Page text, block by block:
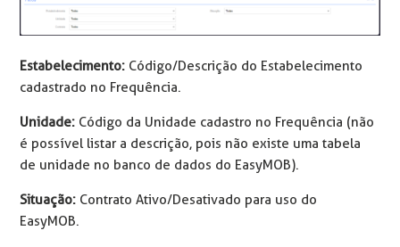
Estabelecimento: Código/Descrição do Estabelecimento
cadastrado no Frequência.
Unidade: Código da Unidade cadastro no Frequência (não
é possível listar a descrição, pois não existe uma tabela
de unidade no banco de dados do EasyMOB).
Situação: Contrato Ativo/Desativado para uso do
EasyMOB.